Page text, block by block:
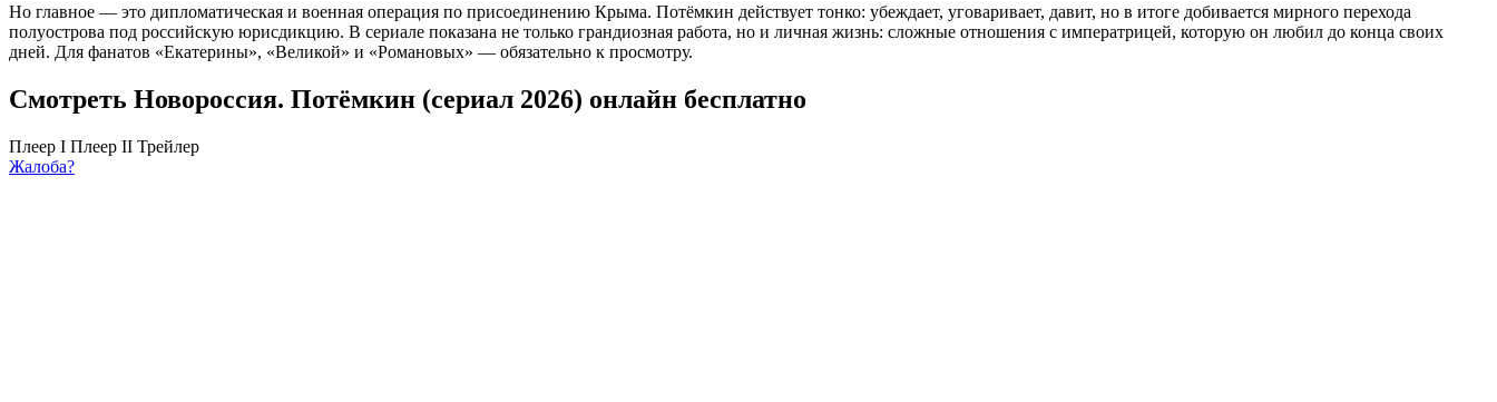
Но главное — это дипломатическая и военная операция по присоединению Крыма. Потёмкин действует тонко: убеждает, уговаривает, давит, но в итоге добивается мирного перехода
полуострова под российскую юрисдикцию. В сериале показана не только грандиозная работа, но и личная жизнь: сложные отношения с императрицей, которую он любил до конца своих
дней. Для фанатов «Екатерины», «Великой» и «Романовых» — обязательно к просмотру.
Смотреть Новороссия. Потёмкин (сериал 2026) онлайн бесплатно
Плеер I Плеер II Трейлер
Жалоба?